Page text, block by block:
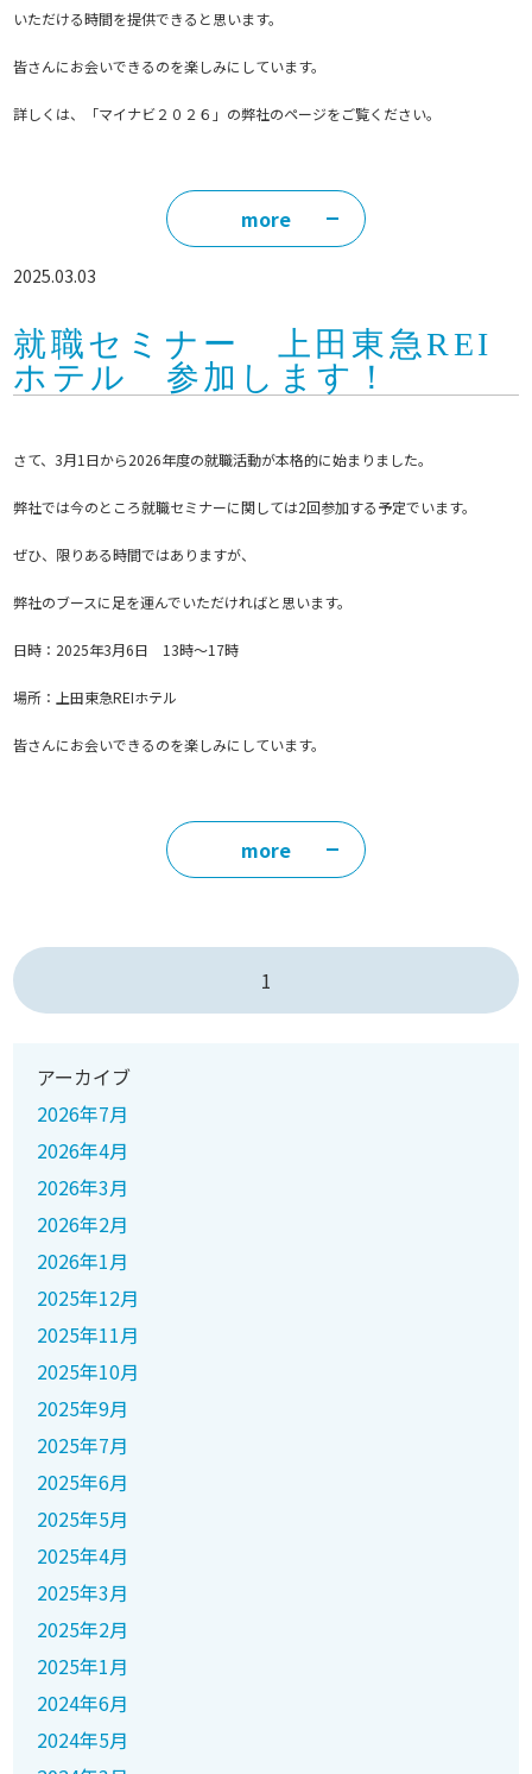
いただける時間を提供できると思います。
皆さんにお会いできるのを楽しみにしています。
詳しくは、「マイナビ２０２６」の弊社のページをご覧ください。
more
2025.03.03
就職セミナー 上田東急REI
ホテル 参加します！
さて、3月1日から2026年度の就職活動が本格的に始まりました。
弊社では今のところ就職セミナーに関しては2回参加する予定でいます。
ぜひ、限りある時間ではありますが、
弊社のブースに足を運んでいただければと思います。
日時：2025年3月6日 13時～17時
場所：上田東急REIホテル
皆さんにお会いできるのを楽しみにしています。
more
1
アーカイブ
2026年7月
2026年4月
2026年3月
2026年2月
2026年1月
2025年12月
2025年11月
2025年10月
2025年9月
2025年7月
2025年6月
2025年5月
2025年4月
2025年3月
2025年2月
2025年1月
2024年6月
2024年5月